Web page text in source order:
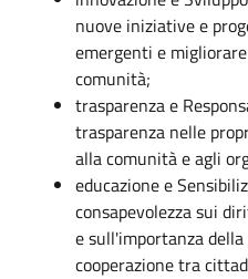
nuove iniziative e
emergenti e
comunità;
trasparenza e
trasparenza nelle
alla comunità e agli
educazione e
consapevolezza sui
e sull'importanza
cooperazione tra